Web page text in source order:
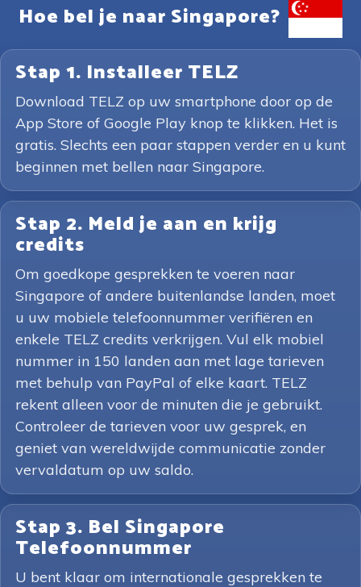
Hoe bel je naar Singapore?
Stap 1. Installeer TELZ
Download TELZ op uw smartphone door op de
App Store of Google Play knop te klikken. Het is
gratis. Slechts een paar stappen verder en u kunt
beginnen met bellen naar Singapore.
Stap 2. Meld je aan en krijg
credits
Om goedkope gesprekken te voeren naar
Singapore of andere buitenlandse landen, moet
u uw mobiele telefoonnummer verifiëren en
enkele TELZ credits verkrijgen. Vul elk mobiel
nummer in 150 landen aan met lage tarieven
met behulp van PayPal of elke kaart. TELZ
rekent alleen voor de minuten die je gebruikt.
Controleer de tarieven voor uw gesprek, en
geniet van wereldwijde communicatie zonder
vervaldatum op uw saldo.
Stap 3. Bel Singapore
Telefoonnummer
U bent klaar om internationale gesprekken te